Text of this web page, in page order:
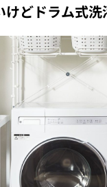
どドラム式洗